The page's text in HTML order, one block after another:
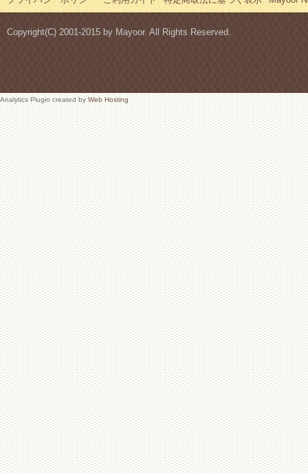
Copyright(C) 2001-2015 by Mayoor. All Rights Reserved.
Analytics Plugin created byWeb Hosting